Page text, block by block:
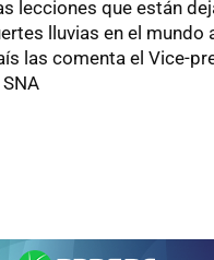
lecciones que están
lluvias en el mundo
las comenta el Vice-
SNA